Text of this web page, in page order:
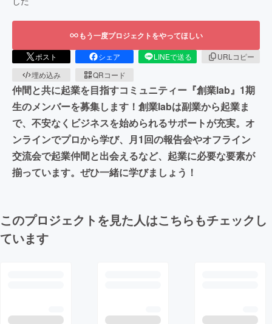
もう一度プロジェクトをやってほしい
ポスト シェア LINEで送る
URLコピー
埋め込み
QRコード
仲間と共に起業を目指すコミュニティー『創業lab』1期
生のメンバーを募集します！創業labは副業から起業ま
で、不安なくビジネスを始められるサポートが充実。オ
ンラインでプロから学び、月1回の報告会やオフライン
交流会で起業仲間と出会えるなど、起業に必要な要素が
揃っています。ぜひ一緒に学びましょう！
このプロジェクトを見た人はこちらもチェックし
ています